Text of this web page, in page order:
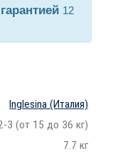
12
Inglesina (Италия)
3 (от 15 до 36 кг)
7.7 кг